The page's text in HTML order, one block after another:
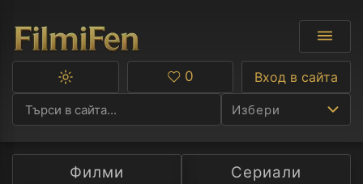
Избери
Ф
Превключване
тъмна
тема
Любими
0 Вход в сайта
Филми
Сериали